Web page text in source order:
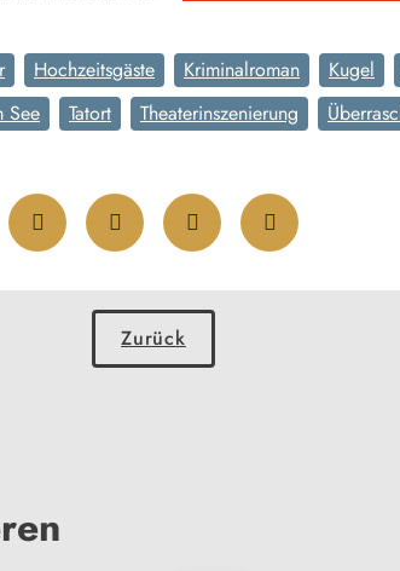
Hochzeitsgäste Kriminalroman Kugel
See Tatort Theaterinszenierung
Zurück